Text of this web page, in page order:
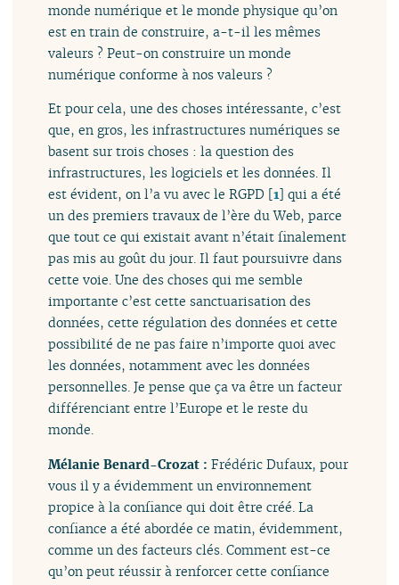
monde numérique et le monde physique qu’on
est en train de construire, a-t-il les mêmes
valeurs ? Peut-on construire un monde
numérique conforme à nos valeurs ?
Et pour cela, une des choses intéressante, c’est
que, en gros, les infrastructures numériques se
basent sur trois choses : la question des
infrastructures, les logiciels et les données. Il
est évident, on l’a vu avec le RGPD [1] qui a été
un des premiers travaux de l’ère du Web, parce
que tout ce qui existait avant n’était finalement
pas mis au goût du jour. Il faut poursuivre dans
cette voie. Une des choses qui me semble
importante c’est cette sanctuarisation des
données, cette régulation des données et cette
possibilité de ne pas faire n’importe quoi avec
les données, notamment avec les données
personnelles. Je pense que ça va être un facteur
différenciant entre l’Europe et le reste du
monde.
Mélanie Benard-Crozat :Frédéric Dufaux, pour
vous il y a évidemment un environnement
propice à la confiance qui doit être créé. La
confiance a été abordée ce matin, évidemment,
comme un des facteurs clés. Comment est-ce
qu’on peut réussir à renforcer cette confiance